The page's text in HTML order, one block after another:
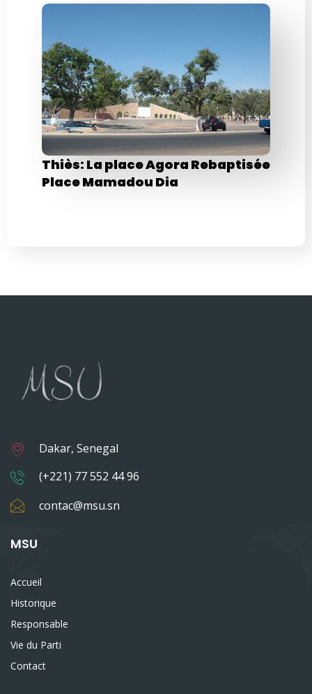
Thiès: La place Agora Rebaptisée
Place Mamadou Dia
Dakar, Senegal
(+221) 77 552 44 96
contac@msu.sn
MSU
Accueil
Historique
Responsable
Vie du Parti
Contact